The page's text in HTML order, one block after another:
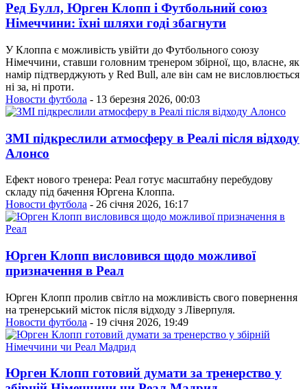
Ред Булл, Юрген Клопп і Футбольний союз
Німеччини: їхні шляхи годі збагнути
У Клоппа є можливість увійти до Футбольного союзу
Німеччини, ставши головним тренером збірної, що, власне, як
намір підтверджують у Red Bull, але він сам не висловлюється
ні за, ні проти.
Новости футбола - 13 березня 2026, 00:03
ЗМІ підкреслили атмосферу в Реалі після відходу
Алонсо
Ефект нового тренера: Реал готує масштабну перебудову
складу під бачення Юргена Клоппа.
Новости футбола - 26 січня 2026, 16:17
Юрген Клопп висловився щодо можливої
призначення в Реал
Юрген Клопп пролив світло на можливість свого повернення
на тренерський місток після відходу з Ліверпуля.
Новости футбола - 19 січня 2026, 19:49
Юрген Клопп готовий думати за тренерство у